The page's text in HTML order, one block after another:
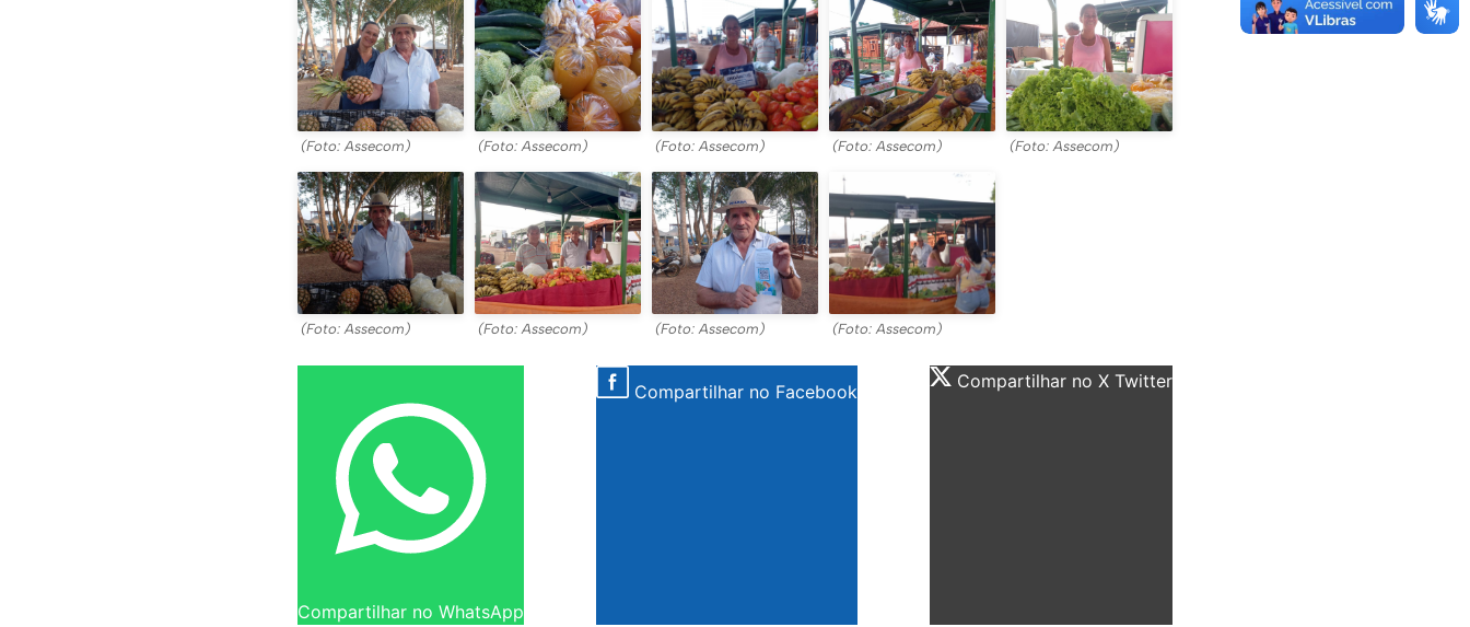
(Foto: Assecom) (Foto: Assecom) (Foto: Assecom) (Foto: Assecom) (Foto: Assecom)
(Foto: Assecom) (Foto: Assecom) (Foto: Assecom) (Foto: Assecom)
Compartilhar no WhatsApp
Compartilhar no Facebook Compartilhar no X Twitter